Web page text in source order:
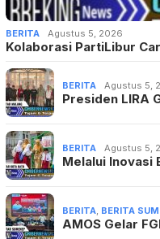
BERITA Agustus 5, 2026
Kolaborasi PartiLibur
BERITA Agustus 5,
Presiden LIRA
BERITA Agustus 5,
Melalui Inovasi
BERITA, BERITA
AMOS Gelar